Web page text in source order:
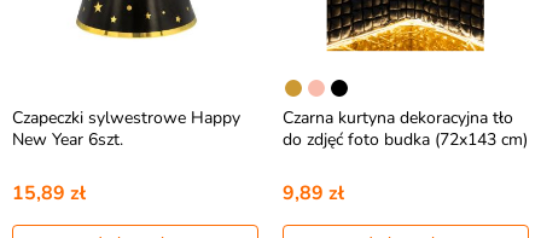
Czapeczki sylwestrowe Happy
New Year 6szt.
15,89 zł
Czarna kurtyna dekoracyjna tło
do zdjęć foto budka (72x143 cm)
9,89 zł